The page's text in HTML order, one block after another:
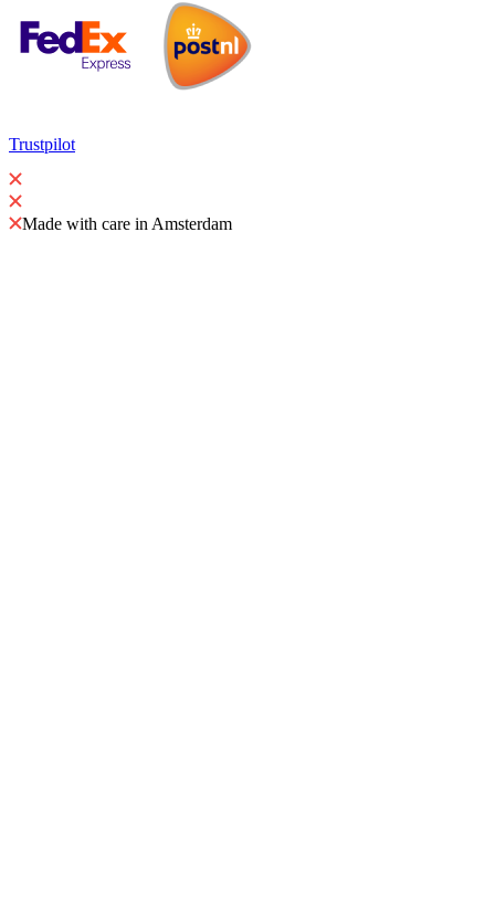
Trustpilot
Made with care in Amsterdam